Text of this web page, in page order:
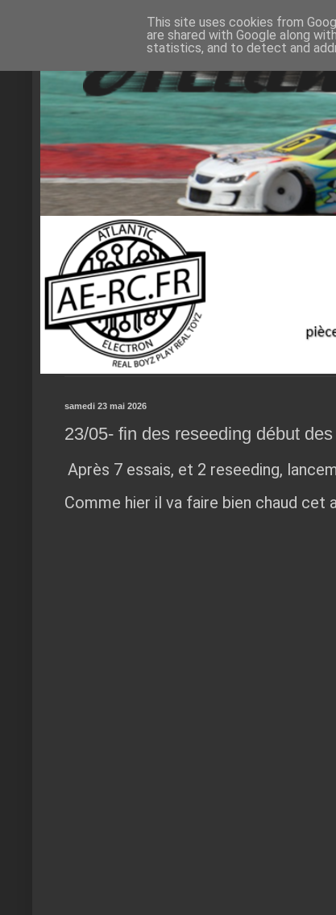
samedi 23 mai 2026
23/05- fin des reseeding début
Après 7 essais, et 2 reseeding,
Comme hier il va faire bien chaud cet
This site uses cookies from
are shared with Google along
statistics, and to detect and